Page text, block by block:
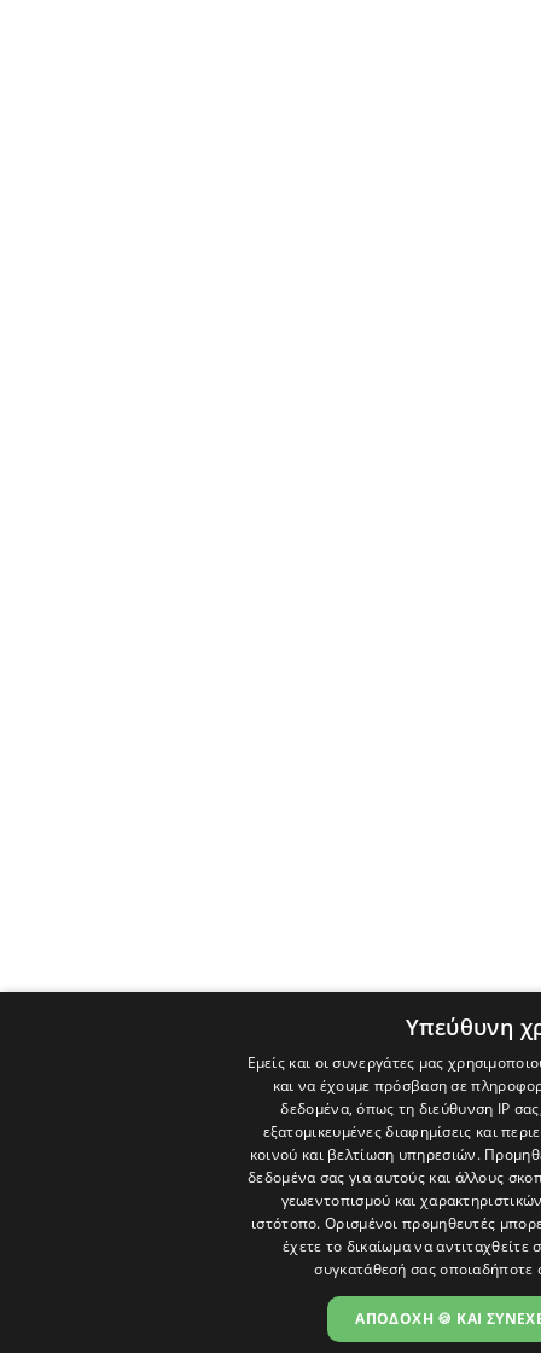
Υπεύθυνη
Εμείς και οι συνεργάτες μας
και να έχουμε πρόσβαση σε
δεδομένα, όπως τη διεύθυνση IP
εξατομικευμένες διαφημίσεις και
κοινού και βελτίωση υπηρεσιών.
δεδομένα σας για αυτούς και άλλους
γεωεντοπισμού και
ιστότοπο. Ορισμένοι προμηθευτές
έχετε το δικαίωμα να αντιταχθείτε
συγκατάθεσή σας οποιαδήποτε
ΑΠΟΔΟΧΗ 🍪 ΚΑΙ